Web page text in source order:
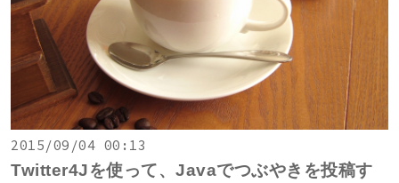
2015/09/04 00:13
Twitter4Jを使って、Javaでつぶやきを投稿す